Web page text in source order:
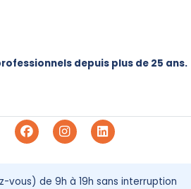
depuis plus de 25 ans.
vous) de 9h à 19h sans interruption